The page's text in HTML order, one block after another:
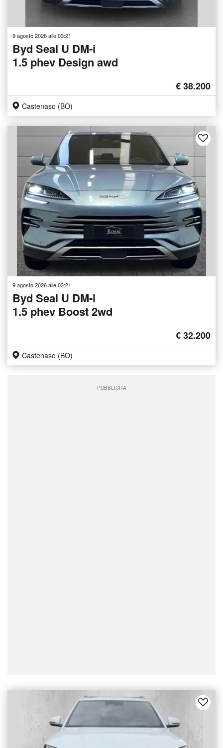
9 agosto 2026 alle 03:21
Byd Seal U DM-i
1.5 phev Design awd
€ 38.200
Castenaso (BO)
9 agosto 2026 alle 03:21
Byd Seal U DM-i
1.5 phev Boost 2wd
€ 32.200
Castenaso (BO)
PUBBLICITÀ